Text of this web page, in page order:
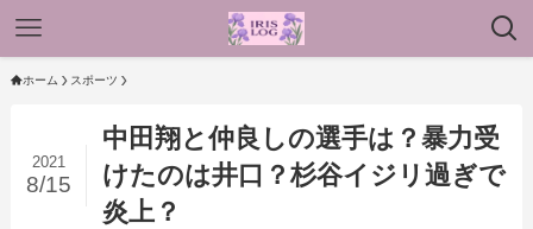
ホーム スポーツ
中田翔と仲良しの選手は？暴力受
けたのは井口？杉谷イジリ過ぎで
炎上？
2021
8/15